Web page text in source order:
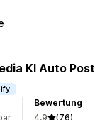
KI Auto Post
Bewertung
4,9
(76)